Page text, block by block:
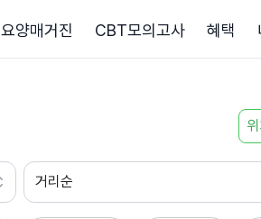
요양매거진 CBT모의고사 혜택
거리순